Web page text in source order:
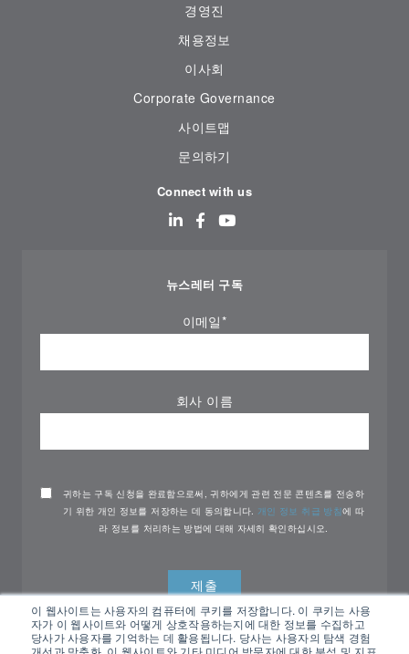
이 웹사이트는 사용자의 컴퓨터에 쿠키를 저장합니다. 이 쿠키는 사용
자가 이 웹사이트와 어떻게 상호작용하는지에 대한 정보를 수집하고
당사가 사용자를 기억하는 데 활용됩니다. 당사는 사용자의 탐색 경험
개선과 맞춤화, 이 웹사이트와 기타 미디어 방문자에 대한 분석 및 지표
경영진
채용정보
이사회
Corporate Governance
사이트맵
문의하기
Connect with us
뉴스레터 구독
이메일*
회사 이름
귀하는 구독 신청을 완료함으로써, 귀하에게 관련 전문 콘텐츠를 전송하
기 위한 개인 정보를 저장하는 데 동의합니다. 개인 정보 취급 방침에 따
라 정보를 처리하는 방법에 대해 자세히 확인하십시오.